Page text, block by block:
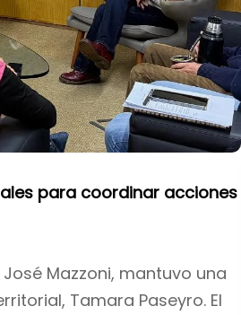
para coordinar acciones
Mazzoni, mantuvo una
Tamara Paseyro. El